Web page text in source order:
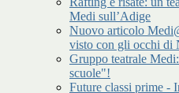
Medi sull’Adige
Nuovo articolo
visto con gli occhi di
Gruppo teatrale
scuole"!
Future classi prime -